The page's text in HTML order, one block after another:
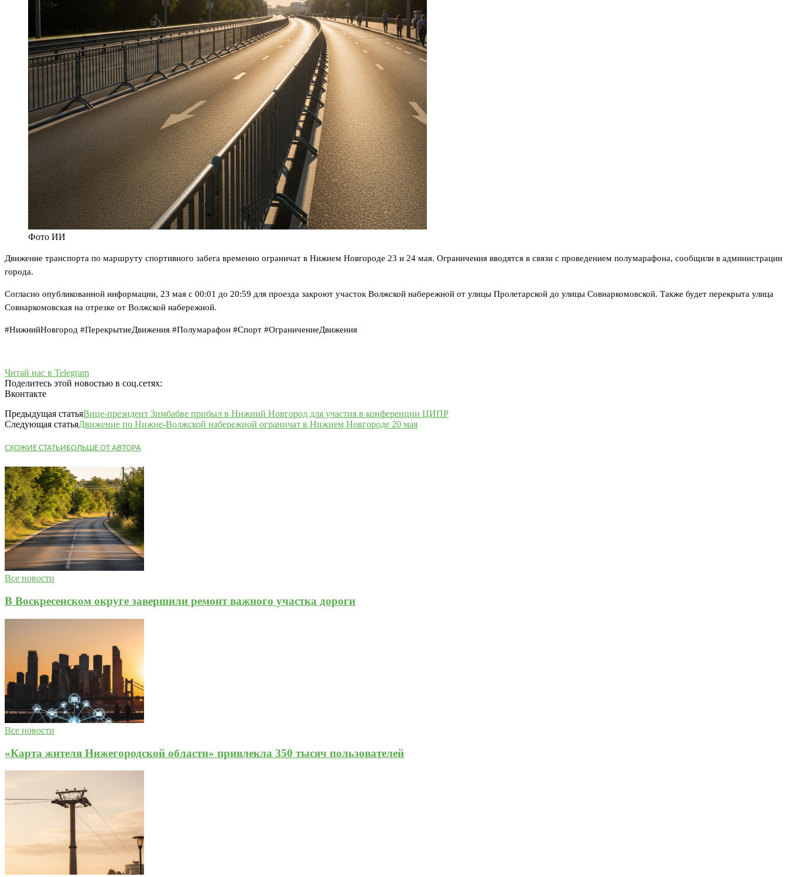
Фото ИИ
Движение транспорта по маршруту спортивного забега временно ограничат в Нижнем Новгороде 23 и 24 мая. Ограничения вводятся в связи с проведением полумарафона, сообщили в администрации
города.
Согласно опубликованной информации, 23 мая с 00:01 до 20:59 для проезда закроют участок Волжской набережной от улицы Пролетарской до улицы Совнаркомовской. Также будет перекрыта улица
Совнаркомовская на отрезке от Волжской набережной.
#НижнийНовгород #ПерекрытиеДвижения #Полумарафон #Спорт #ОграничениеДвижения
Читай нас в Telegram
Поделитесь этой новостью в соц.сетях:
Вконтакте
Предыдущая статьяВице-президент Зимбабве прибыл в Нижний Новгород для участия в конференции ЦИПР
Следующая статьяДвижение по Нижне-Волжской набережной ограничат в Нижнем Новгороде 20 мая
СХОЖИЕ СТАТЬИБОЛЬШЕ ОТ АВТОРА
Все новости
В Воскресенском округе завершили ремонт важного участка дороги
Все новости
«Карта жителя Нижегородской области» привлекла 350 тысяч пользователей